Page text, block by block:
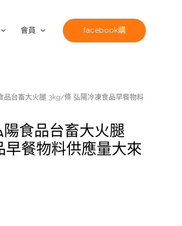
會員 facebook購
品台畜大火腿 3kg/條 弘陽冷凍食品早餐物料
食品台畜大火腿
餐物料供應量大來